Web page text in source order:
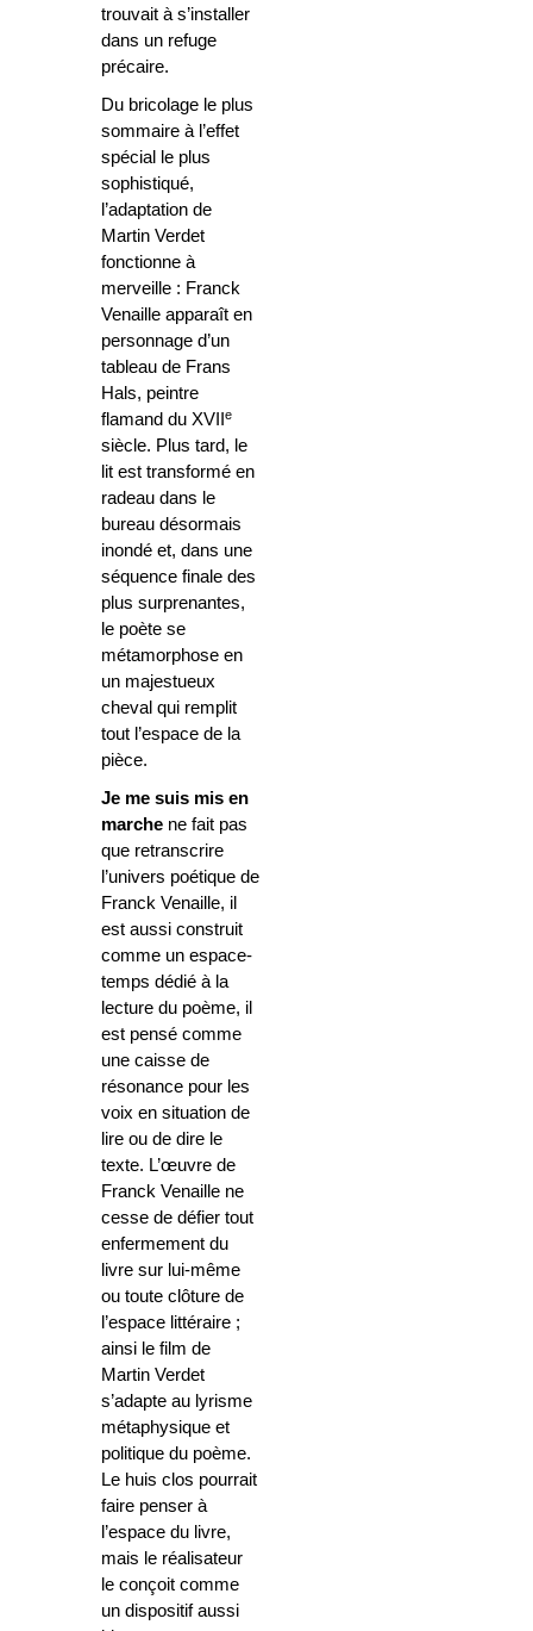
trouvait à s’installer
dans un refuge
précaire.
Du bricolage le plus
sommaire à l’effet
spécial le plus
sophistiqué,
l’adaptation de
Martin Verdet
fonctionne à
merveille : Franck
Venaille apparaît en
personnage d’un
tableau de Frans
Hals, peintre
flamand du XVII
e
siècle. Plus tard, le
lit est transformé en
radeau dans le
bureau désormais
inondé et, dans une
séquence finale des
plus surprenantes,
le poète se
métamorphose en
un majestueux
cheval qui remplit
tout l’espace de la
pièce.
Je me suis mis en
marche ne fait pas
que retranscrire
l’univers poétique de
Franck Venaille, il
est aussi construit
comme un espace-
temps dédié à la
lecture du poème, il
est pensé comme
une caisse de
résonance pour les
voix en situation de
lire ou de dire le
texte. L’œuvre de
Franck Venaille ne
cesse de défier tout
enfermement du
livre sur lui-même
ou toute clôture de
l’espace littéraire ;
ainsi le film de
Martin Verdet
s’adapte au lyrisme
métaphysique et
politique du poème.
Le huis clos pourrait
faire penser à
l’espace du livre,
mais le réalisateur
le conçoit comme
un dispositif aussi